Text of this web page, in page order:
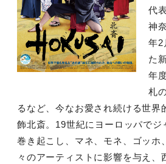
代
神
年2
た
年
札
るなど、今なお愛され続ける世界
飾北斎。19世紀にヨーロッパでジ
巻き起こし、マネ、モネ、ゴッホ
々のアーティストに影響を与え、